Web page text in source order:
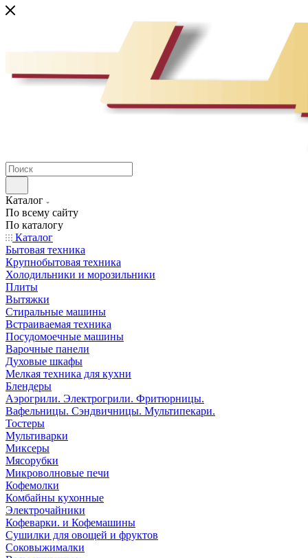
Каталог
По всему сайту
По каталогу
Каталог
Бытовая техника
Крупнобытовая техника
Холодильники и морозильники
Плиты
Вытяжки
Стиральные машины
Встраиваемая техника
Посудомоечные машины
Варочные панели
Духовые шкафы
Мелкая техника для кухни
Блендеры
Аэрогрили. Электрогрили. Фритюрницы.
Вафельницы. Сэндвичницы. Мультипекари.
Тостеры
Мультиварки
Миксеры
Мясорубки
Микроволновые печи
Кофемолки
Комбайны кухонные
Электрочайники
Кофеварки. и Кофемашины
Сушилки для овощей и фруктов
Соковыжималки